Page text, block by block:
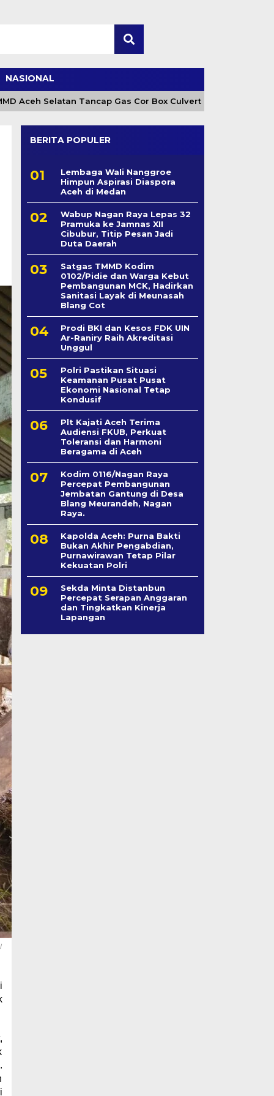
NASIONAL
Selatan Tancap Gas Cor Box Culvert
BERITA POPULER
Lembaga Wali Nanggroe
Himpun Aspirasi Diaspora
Aceh di Medan
Wabup Nagan Raya Lepas 32
Pramuka ke Jamnas XII
Cibubur, Titip Pesan Jadi
Duta Daerah
Satgas TMMD Kodim
0102/Pidie dan Warga Kebut
Pembangunan MCK, Hadirkan
Sanitasi Layak di Meunasah
Blang Cot
Prodi BKI dan Kesos FDK UIN
Ar-Raniry Raih Akreditasi
Unggul
Polri Pastikan Situasi
Keamanan Pusat Pusat
Ekonomi Nasional Tetap
Kondusif
Plt Kajati Aceh Terima
Audiensi FKUB, Perkuat
Toleransi dan Harmoni
Beragama di Aceh
Kodim 0116/Nagan Raya
Percepat Pembangunan
Jembatan Gantung di Desa
Blang Meurandeh, Nagan
Raya.
Kapolda Aceh: Purna Bakti
Bukan Akhir Pengabdian,
Purnawirawan Tetap Pilar
Kekuatan Polri
Sekda Minta Distanbun
Percepat Serapan Anggaran
dan Tingkatkan Kinerja
Lapangan